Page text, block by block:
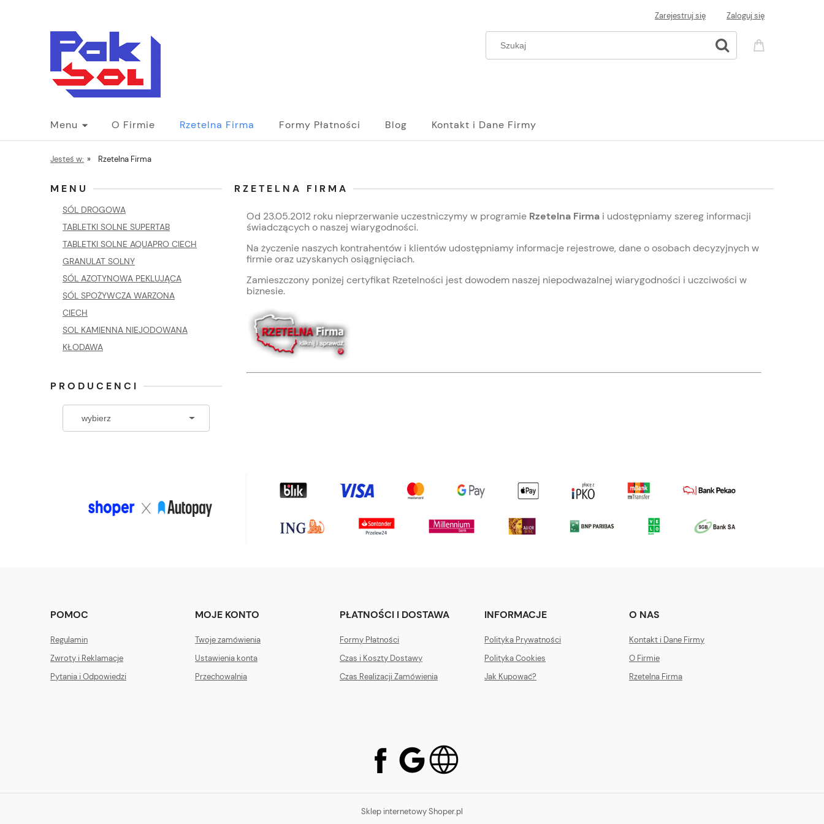
Zarejestruj się Zaloguj się
Menu O Firmie Rzetelna Firma Formy Płatności Blog Kontakt i Dane Firmy
Jesteś w: » Rzetelna Firma
MENU
SÓL DROGOWA
TABLETKI SOLNE SUPERTAB
TABLETKI SOLNE AQUAPRO CIECH
GRANULAT SOLNY
SÓL AZOTYNOWA PEKLUJĄCA
SÓL SPOŻYWCZA WARZONA
CIECH
SOL KAMIENNA NIEJODOWANA
KŁODAWA
PRODUCENCI
RZETELNA FIRMA
Od 23.05.2012 roku nieprzerwanie uczestniczymy w programie Rzetelna Firma i udostępniamy szereg informacji
świadczących o naszej wiarygodności.
Na życzenie naszych kontrahentów i klientów udostępniamy informacje rejestrowe, dane o osobach decyzyjnych w
firmie oraz uzyskanych osiągnięciach.
Zamieszczony poniżej certyfikat Rzetelności jest dowodem naszej niepodważalnej wiarygodności i uczciwości w
biznesie.
POMOC
Regulamin
Zwroty i Reklamacje
Pytania i Odpowiedzi
MOJE KONTO
Twoje zamówienia
Ustawienia konta
Przechowalnia
PŁATNOŚCI I DOSTAWA
Formy Płatności
Czas i Koszty Dostawy
Czas Realizacji Zamówienia
INFORMACJE
Polityka Prywatności
Polityka Cookies
Jak Kupować?
O NAS
Kontakt i Dane Firmy
O Firmie
Rzetelna Firma
Sklep internetowy Shoper.pl